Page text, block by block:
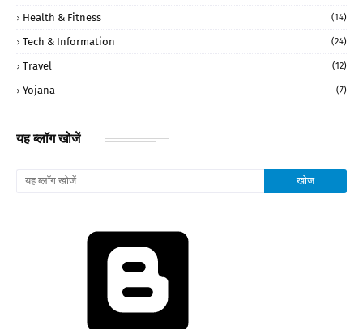
Health & Fitness (14)
Tech & Information (24)
Travel (12)
Yojana (7)
यह ब्लॉग खोजें